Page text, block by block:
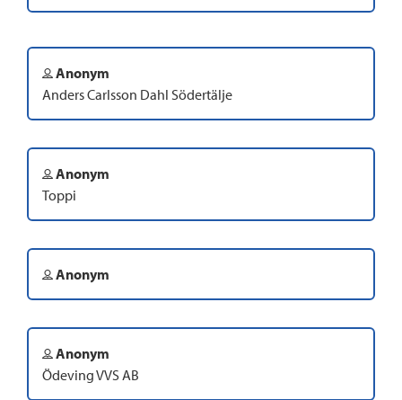
Anonym
Anders Carlsson Dahl Södertälje
Anonym
Toppi
Anonym
Anonym
Ödeving VVS AB